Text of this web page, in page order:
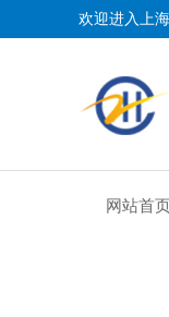
欢迎进入上
网站首